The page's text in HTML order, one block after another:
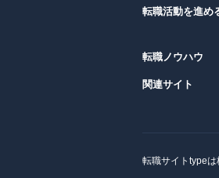
転職活動を進め
転職ノウハウ
関連サイト
転職サイトtypeは